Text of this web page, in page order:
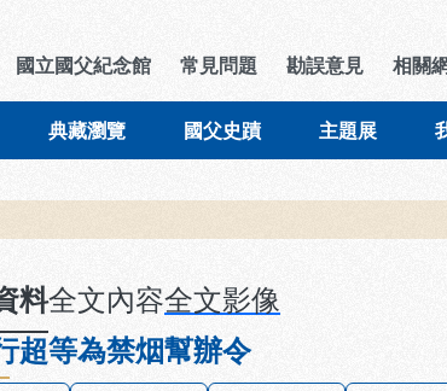
導覽列區塊
國立國父紀念館 常見問題 勘誤意見 相關
典藏瀏覽 國父史蹟 主題展
料全文內容全文影像
超等為禁烟幫辦令